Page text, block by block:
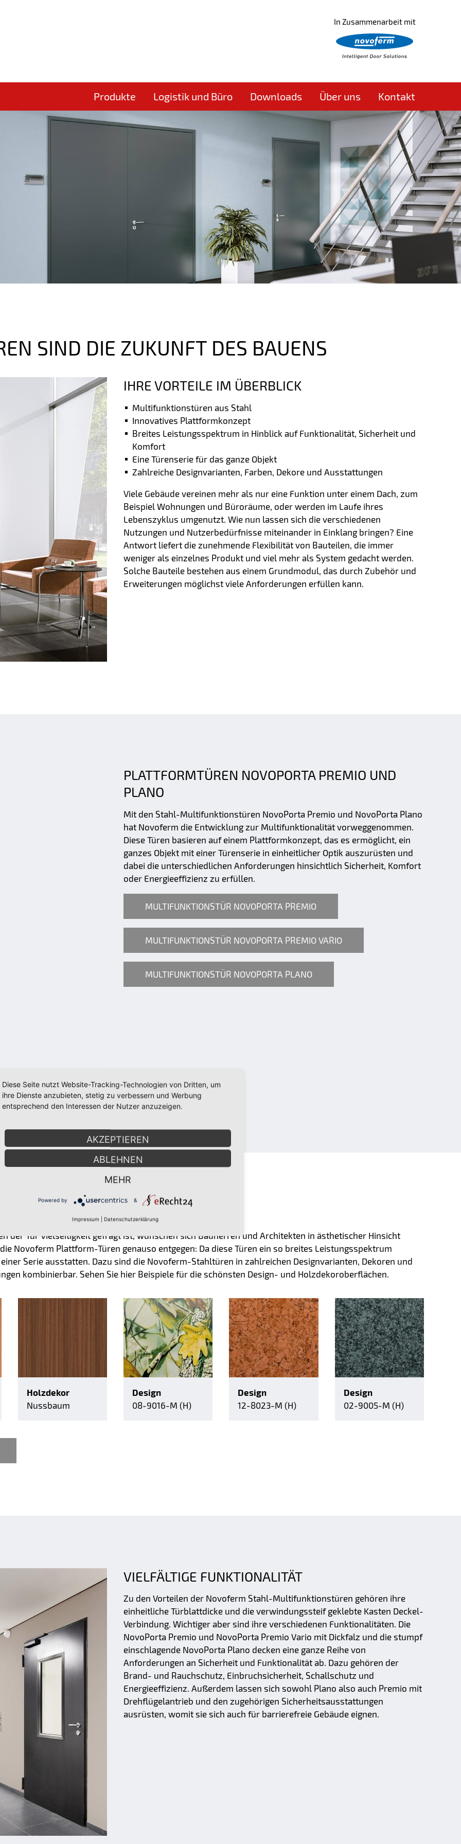
In Zusammenarbeit mit
Produkte Logistik und Büro Downloads Über uns Kontakt
SIND DIE ZUKUNFT DES BAUENS
IHRE VORTEILE IM ÜBERBLICK
Multifunktionstüren aus Stahl
Innovatives Plattformkonzept
Breites Leistungsspektrum in Hinblick auf Funktionalität, Sicherheit und
Komfort
Eine Türenserie für das ganze Objekt
Zahlreiche Designvarianten, Farben, Dekore und Ausstattungen
Viele Gebäude vereinen mehr als nur eine Funktion unter einem Dach, zum
Beispiel Wohnungen und Büroräume, oder werden im Laufe ihres
Lebenszyklus umgenutzt. Wie nun lassen sich die verschiedenen
Nutzungen und Nutzerbedürfnisse miteinander in Einklang bringen? Eine
Antwort liefert die zunehmende Flexibilität von Bauteilen, die immer
weniger als einzelnes Produkt und viel mehr als System gedacht werden.
Solche Bauteile bestehen aus einem Grundmodul, das durch Zubehör und
Erweiterungen möglichst viele Anforderungen erfüllen kann.
PLATTFORMTÜREN NOVOPORTA PREMIO UND
PLANO
Mit den Stahl-Multifunktionstüren NovoPorta Premio und NovoPorta Plano
hat Novoferm die Entwicklung zur Multifunktionalität vorweggenommen.
Diese Türen basieren auf einem Plattformkonzept, das es ermöglicht, ein
ganzes Objekt mit einer Türenserie in einheitlicher Optik auszurüsten und
dabei die unterschiedlichen Anforderungen hinsichtlich Sicherheit, Komfort
oder Energieeffizienz zu erfüllen.
MULTIFUNKTIONSTÜR NOVOPORTA PREMIO
MULTIFUNKTIONSTÜR NOVOPORTA PREMIO VARIO
MULTIFUNKTIONSTÜR NOVOPORTA PLANO
der Tür Vielseitigkeit gefragt ist, wünschen sich Bauherren und Architekten in ästhetischer Hinsicht
Novoferm Plattform-Türen genauso entgegen: Da diese Türen ein so breites Leistungsspektrum
Serie ausstatten. Dazu sind die Novoferm-Stahltüren in zahlreichen Designvarianten, Dekoren und
kombinierbar. Sehen Sie hier Beispiele für die schönsten Design- und Holzdekoroberflächen.
Holzdekor
Nussbaum
Design
08-9016-M (H)
Design
12-8023-M (H)
Design
02-9005-M (H)
VIELFÄLTIGE FUNKTIONALITÄT
Zu den Vorteilen der Novoferm Stahl-Multifunktionstüren gehören ihre
einheitliche Türblattdicke und die verwindungssteif geklebte Kasten Deckel-
Verbindung. Wichtiger aber sind ihre verschiedenen Funktionalitäten. Die
NovoPorta Premio und NovoPorta Premio Vario mit Dickfalz und die stumpf
einschlagende NovoPorta Plano decken eine ganze Reihe von
Anforderungen an Sicherheit und Funktionalität ab. Dazu gehören der
Brand- und Rauchschutz, Einbruchsicherheit, Schallschutz und
Energieeffizienz. Außerdem lassen sich sowohl Plano also auch Premio mit
Drehflügelantrieb und den zugehörigen Sicherheitsausstattungen
ausrüsten, womit sie sich auch für barrierefreie Gebäude eignen.
Diese Seite nutzt Website-Tracking-Technologien von Dritten, um
ihre Dienste anzubieten, stetig zu verbessern und Werbung
entsprechend den Interessen der Nutzer anzuzeigen.
AKZEPTIEREN
ABLEHNEN
MEHR
Powered by &
Impressum Datenschutzerklärung